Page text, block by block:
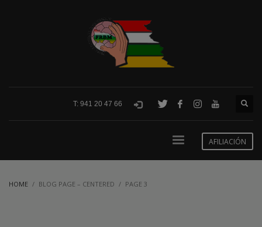
T: 941 20 47 66
AFILIACIÓN
HOME BLOG PAGE – CENTERED PAGE 3